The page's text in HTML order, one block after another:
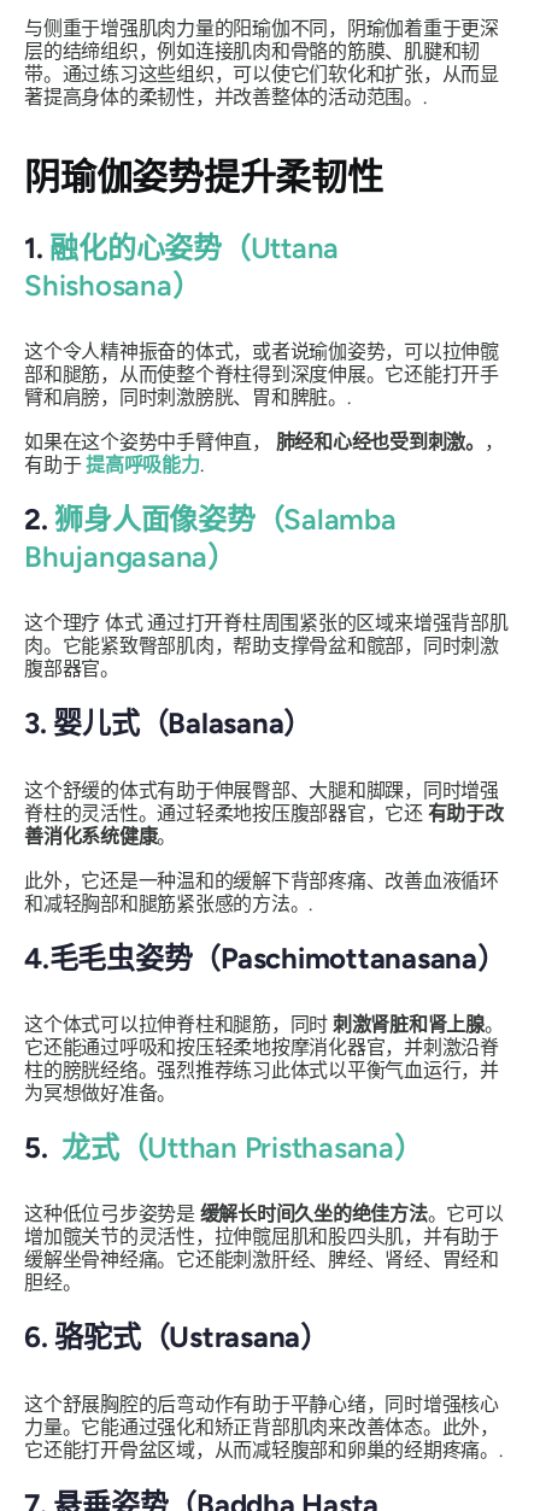
与侧重于增强肌肉力量的阳瑜伽不同，阴瑜伽着重于更深
层的结缔组织，例如连接肌肉和骨骼的筋膜、肌腱和韧
带。通过练习这些组织，可以使它们软化和扩张，从而显
著提高身体的柔韧性，并改善整体的活动范围。.
阴瑜伽姿势提升柔韧性
1. 融化的心姿势（Uttana
Shishosana）
这个令人精神振奋的体式，或者说瑜伽姿势，可以拉伸髋
部和腿筋，从而使整个脊柱得到深度伸展。它还能打开手
臂和肩膀，同时刺激膀胱、胃和脾脏。.
如果在这个姿势中手臂伸直， 肺经和心经也受到刺激。 ，
有助于提高呼吸能力.
2.狮身人面像姿势（Salamba
Bhujangasana）
这个理疗 体式通过打开脊柱周围紧张的区域来增强背部肌
肉。它能紧致臀部肌肉，帮助支撑骨盆和髋部，同时刺激
腹部器官。
3. 婴儿式（Balasana）
这个舒缓的体式有助于伸展臀部、大腿和脚踝，同时增强
脊柱的灵活性。通过轻柔地按压腹部器官，它还 有助于改
善消化系统健康。
此外，它还是一种温和的缓解下背部疼痛、改善血液循环
和减轻胸部和腿筋紧张感的方法。.
4.毛毛虫姿势（Paschimottanasana）
这个体式可以拉伸脊柱和腿筋，同时 刺激肾脏和肾上腺。
它还能通过呼吸和按压轻柔地按摩消化器官，并刺激沿脊
柱的膀胱经络。强烈推荐练习此体式以平衡气血运行，并
为冥想做好准备。
5.龙式（Utthan Pristhasana）
这种低位弓步姿势是 缓解长时间久坐的绝佳方法。它可以
增加髋关节的灵活性，拉伸髋屈肌和股四头肌，并有助于
缓解坐骨神经痛。它还能刺激肝经、脾经、肾经、胃经和
胆经。
6. 骆驼式（Ustrasana）
这个舒展胸腔的后弯动作有助于平静心绪，同时增强核心
力量。它能通过强化和矫正背部肌肉来改善体态。此外，
它还能打开骨盆区域，从而减轻腹部和卵巢的经期疼痛。.